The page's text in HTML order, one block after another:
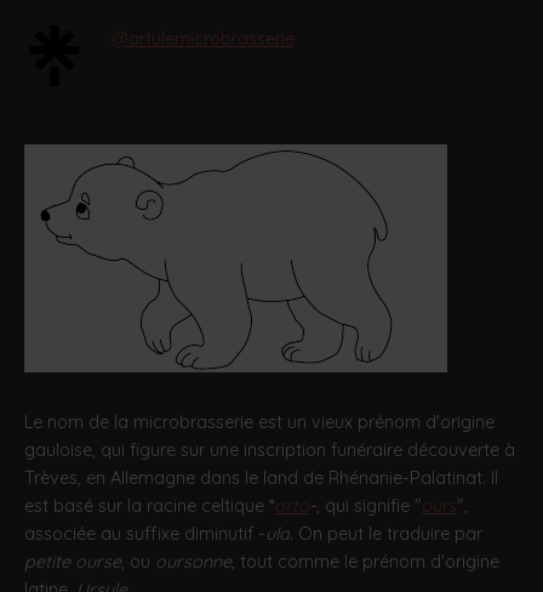
@artulemicrobrasserie
Le nom de la microbrasserie est un vieux prénom d'origine
gauloise, qui figure sur une inscription funéraire découverte à
Trèves, en Allemagne dans le land de Rhénanie-Palatinat. Il
est basé sur la racine celtique *arto-, qui signifie "ours",
associée au suffixe diminutif -ula. On peut le traduire par
petite ourse, ou oursonne, tout comme le prénom d'origine